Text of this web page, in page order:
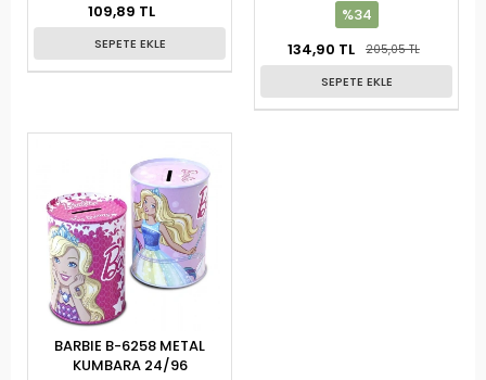
109,89 TL
SEPETE EKLE
%34
134,90 TL
205,05 TL
SEPETE EKLE
BARBIE B-6258 METAL
KUMBARA 24/96